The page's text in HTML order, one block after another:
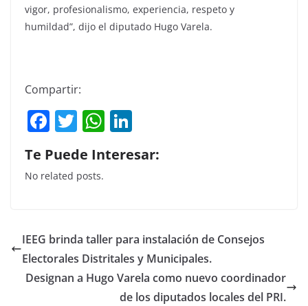
vigor, profesionalismo, experiencia, respeto y
humildad”, dijo el diputado Hugo Varela.
Compartir:
F
a
c
e
o
o
k
T
w
itt
er
W
h
at
p
p
k
n
Te Puede Interesar:
No related posts.
IEEG brinda taller para instalación de Consejos
Electorales Distritales y Municipales.
Designan a Hugo Varela como nuevo coordinador
de los diputados locales del PRI.